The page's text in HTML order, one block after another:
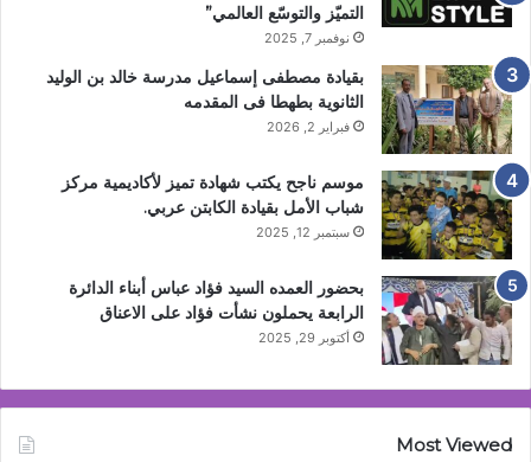
التميّز والتوسّع العالمي”
نوفمبر 7, 2025
بقيادة مصطفى إسماعيل مدرسة خالد بن الوليد
الثانوية بطهطا فى المقدمه
فبراير 2, 2026
موسم ناجح يكتب شهادة تميز لأكاديمية مركز
شباب الأمل بقيادة الكابتن عربي.
سبتمبر 12, 2025
بحضور العمده السيد فؤاد عباس أبناء الدائرة
الرابعة يحملون نشأت فؤاد على الاعناق
أكتوبر 29, 2025
Most Viewed